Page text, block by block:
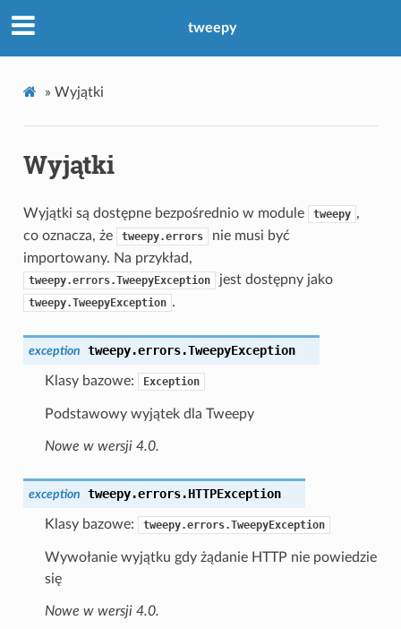
tweepy
» Wyjątki
Wyjątki
Wyjątki są dostępne bezpośrednio w module tweepy ,
co oznacza, że
tweepy.errors
nie musi być
importowany. Na przykład,
tweepy.errors.TweepyException jest dostępny jako
tweepy.TweepyException .
exception tweepy.errors.TweepyException
Klasy bazowe: Exception
Podstawowy wyjątek dla Tweepy
Nowe w wersji 4.0.
exception tweepy.errors.HTTPException
Klasy bazowe: tweepy.errors.TweepyException
Wywołanie wyjątku gdy żądanie HTTP nie powiedzie
się
Nowe w wersji 4.0.